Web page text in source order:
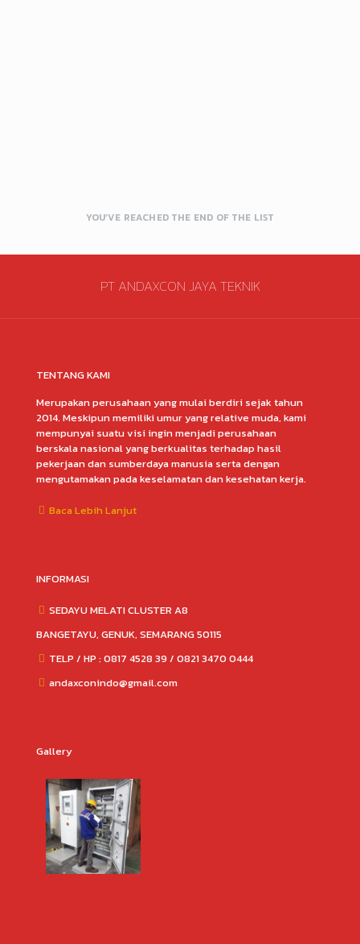
YOU’VE REACHED THE END OF THE LIST
PT ANDAXCON JAYA TEKNIK
TENTANG KAMI
Merupakan perusahaan yang mulai berdiri sejak tahun
2014. Meskipun memiliki umur yang relative muda, kami
mempunyai suatu visi ingin menjadi perusahaan
berskala nasional yang berkualitas terhadap hasil
pekerjaan dan sumberdaya manusia serta dengan
mengutamakan pada keselamatan dan kesehatan kerja.
Baca Lebih Lanjut
INFORMASI
SEDAYU MELATI CLUSTER A8
BANGETAYU, GENUK, SEMARANG 50115
TELP / HP : 0817 4528 39 / 0821 3470 0444
andaxconindo@gmail.com
Gallery